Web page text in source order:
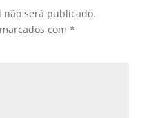
não será publicado.
com *